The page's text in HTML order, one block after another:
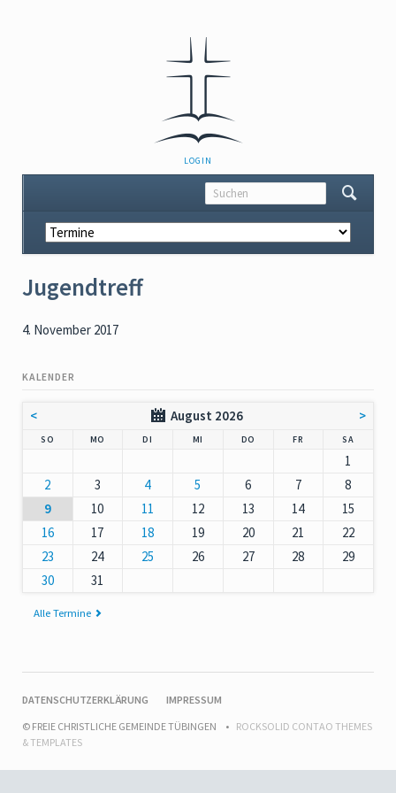
NAVIGATION
ÜBERSPRINGEN
LOGIN
Navigation
überspringen
Jugendtreff
4. November 2017
KALENDER
< August 2026 >
SO MO DI MI DO NNERSTAG
FR SAMSTAG
1
2
3 4 5 6 7
8
9
10 11 12 13 14
15
16
17 18 19 20 21
22
23
24 25 26 27 28
29
30
31
Alle Termine
NAVIGATION
DATENSCHUTZERKLÄRUNG
IMPRESSUM
© FREIE CHRISTLICHE GEMEINDE TÜBINGEN
ROCKSOLID CONTAO THEMES
& TEMPLATES